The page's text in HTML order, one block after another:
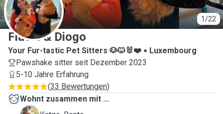
1/22
F
Flavia & Diogo
Your Fur-tastic Pet Sitters 🐶🐱🐰❤️
Luxembourg
Pawshake sitter seit Dezember 2023
5-10 Jahre Erfahrung
(33 Bewertungen)
Wohnt zusammen mit ...